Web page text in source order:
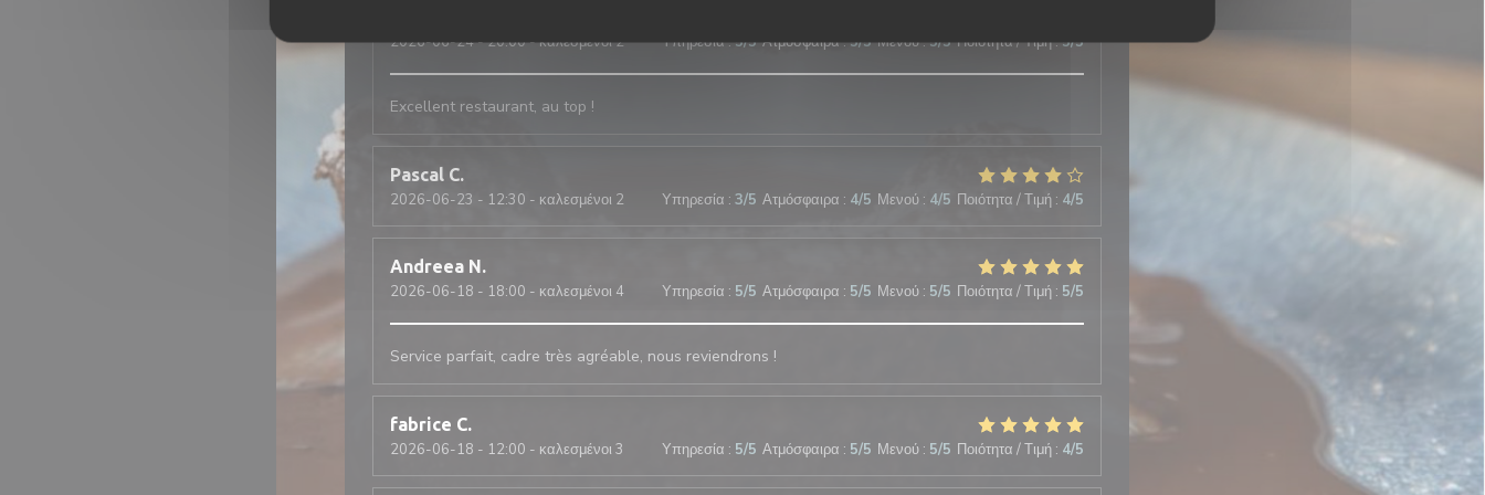
2026-06-24- 20:00 - καλεσμένοι 2 Υπηρεσία:5/5 Ατμόσφαιρα:5/5 Μενού:5/5 Ποιότητα / Τιμή:5/5
Excellent restaurant, au top !
Pascal C
2026-06-23 - 12:30 - καλεσμένοι 2 Υπηρεσία : 3/5 Ατμόσφαιρα : 4/5 Μενού : 4/5 Ποιότητα / Τιμή : 4/5
Andreea N
2026-06-18 - 18:00 - καλεσμένοι 4 Υπηρεσία : 5/5 Ατμόσφαιρα : 5/5 Μενού : 5/5 Ποιότητα / Τιμή : 5/5
Service parfait, cadre très agréable, nous reviendrons !
fabrice C
2026-06-18 - 12:00 - καλεσμένοι 3 Υπηρεσία : 5/5 Ατμόσφαιρα : 5/5 Μενού : 5/5 Ποιότητα / Τιμή : 4/5